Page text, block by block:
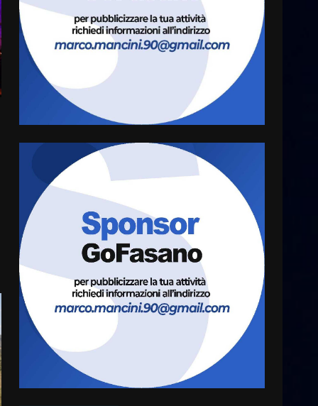
Grazia Neglia, coordinatrice
cittadina di Fratelli d’Italia,
pronta a tornare in Consiglio
comunale
Cura dei beni comuni e
cittadinanza attiva: online
condivisa della Villetta di
Laureto
6 Agosto 2026 06:20
La magia del Minareto e la
prima assoluta de “L’Albergo
Belvedere. Il rapimento”
6 Agosto 2026 06:15
“I Contestatori: Musica di
Rivoluzione”: nuovo
appuntamento con “Fasano in
Banda”
US Fasano, Scianaro:
“Profonda amarezza per